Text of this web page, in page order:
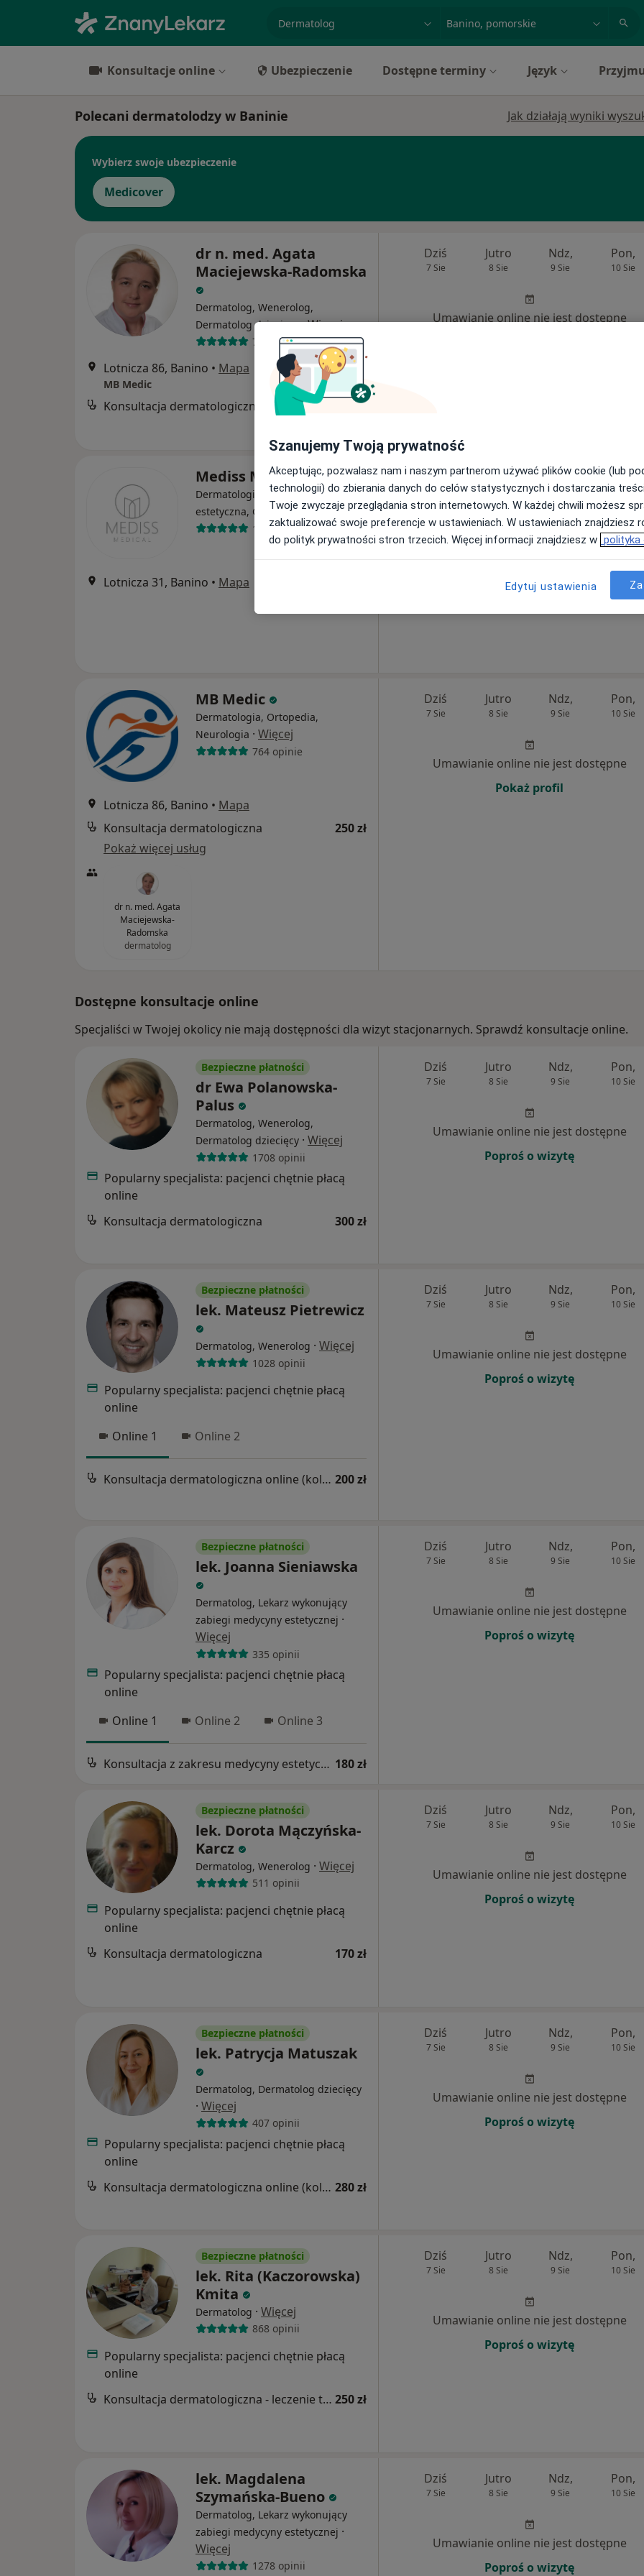
Konsultacje online Ubezpieczenie Dostępne terminy Język
Polecani dermatolodzy w Baninie Jak działają wyniki
Wybierz swoje ubezpieczenie
Medicover
dr n. med. Agata
Maciejewska-Radomska
Dermatolog, Wenerolog,
Dermatolog dziecięcy·Więcej
729 opinii
Lotnicza 86, Banino • Mapa
MB Medic
Konsultacja dermatologiczna 250 zł
Dziś
7 Sie
Jutro
8 Sie
Ndz,
9 Sie
Pon,
10 Sie
Umawianie online nie jest dostępne
Mediss Medical Clinic
Dermatologia, Medycyna
estetyczna, Ginekologia·Więcej
1286 opinii
Lotnicza 31, Banino • Mapa
Dziś
7 Sie
Jutro
8 Sie
Ndz,
9 Sie
Pon,
10 Sie
Umawianie online nie jest dostępne
MB Medic
Dermatologia, Ortopedia,
Neurologia · Więcej
764 opinie
Lotnicza 86, Banino • Mapa
Konsultacja dermatologiczna
250 zł
Pokaż więcej usług
dr n. med. Agata
Maciejewska-
Radomska
dermatolog
Dziś
7 Sie
Jutro
8 Sie
Ndz,
9 Sie
Pon,
10 Sie
Umawianie online nie jest dostępne
Pokaż profil
Dostępne konsultacje online
Specjaliści w Twojej okolicy nie mają dostępności dla wizyt stacjonarnych. Sprawdź konsultacje online.
Bezpieczne płatności
dr Ewa Polanowska-
Palus
Dermatolog, Wenerolog,
Dermatolog dziecięcy · Więcej
1708 opinii
Popularny specjalista: pacjenci chętnie płacą
online
Konsultacja dermatologiczna
300 zł
Dziś
7 Sie
Jutro
8 Sie
Ndz,
9 Sie
Pon,
10 Sie
Umawianie online nie jest dostępne
Poproś o wizytę
Bezpieczne płatności
lek. Mateusz Pietrewicz
Dermatolog, Wenerolog · Więcej
1028 opinii
Popularny specjalista: pacjenci chętnie płacą
online
Online 1
Online 2
Konsultacja dermatologiczna online (kolejna wizyta) 200 zł
Dziś
7 Sie
Jutro
8 Sie
Ndz,
9 Sie
Pon,
10 Sie
Umawianie online nie jest dostępne
Poproś o wizytę
Bezpieczne płatności
lek. Joanna Sieniawska
Dermatolog, Lekarz wykonujący
zabiegi medycyny estetycznej ·
Więcej
335 opinii
Popularny specjalista: pacjenci chętnie płacą
online
Online 1
Online 2 Online 3
Konsultacja z zakresu medycyny estetycznej 180 zł
Dziś
7 Sie
Jutro
8 Sie
Ndz,
9 Sie
Pon,
10 Sie
Umawianie online nie jest dostępne
Poproś o wizytę
Bezpieczne płatności
lek. Dorota Mączyńska-
Karcz
Dermatolog, Wenerolog · Więcej
511 opinii
Popularny specjalista: pacjenci chętnie płacą
online
Konsultacja dermatologiczna
170 zł
Dziś
7 Sie
Jutro
8 Sie
Ndz,
9 Sie
Pon,
10 Sie
Umawianie online nie jest dostępne
Poproś o wizytę
Bezpieczne płatności
lek. Patrycja Matuszak
Dermatolog, Dermatolog dziecięcy
· Więcej
407 opinii
Popularny specjalista: pacjenci chętnie płacą
online
Konsultacja dermatologiczna online (kolejna wizyta) 280 zł
Dziś
7 Sie
Jutro
8 Sie
Ndz,
9 Sie
Pon,
10 Sie
Umawianie online nie jest dostępne
Poproś o wizytę
Bezpieczne płatności
lek. Rita (Kaczorowska)
Kmita
Dermatolog · Więcej
868 opinii
Popularny specjalista: pacjenci chętnie płacą
online
Konsultacja dermatologiczna - leczenie trądziku 250 zł
Dziś
7 Sie
Jutro
8 Sie
Ndz,
9 Sie
Pon,
10 Sie
Umawianie online nie jest dostępne
Poproś o wizytę
lek. Magdalena
Szymańska-Bueno
Dermatolog, Lekarz wykonujący
zabiegi medycyny estetycznej ·
Więcej
1278 opinii
Dziś
7 Sie
Jutro
8 Sie
Ndz,
9 Sie
Pon,
10 Sie
Umawianie online nie jest dostępne
Poproś o wizytę
Szanujemy Twoją prywatność
Akceptując, pozwalasz nam i naszym partnerom używać plików cookie (lub
technologii) do zbierania danych do celów statystycznych i dostarczania
Twoje zwyczaje przeglądania stron internetowych. W każdej chwili możesz
zaktualizować swoje preferencje w ustawieniach. W ustawieniach znajdziesz
do polityk prywatności stron trzecich. Więcej informacji znajdziesz w polityka
Edytuj ustawienia